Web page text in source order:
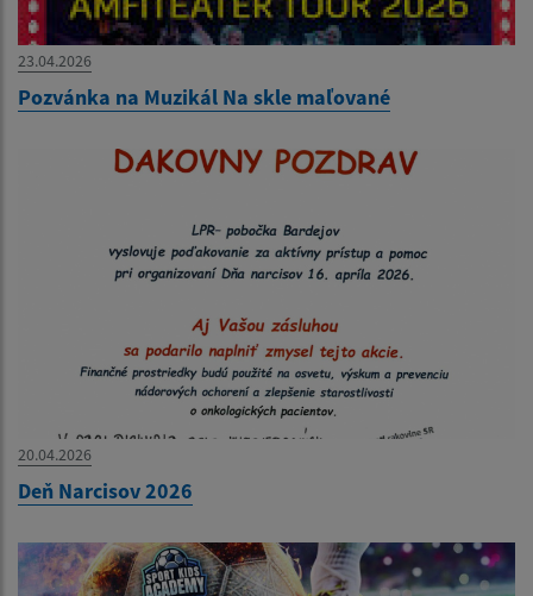
23.04.2026
Pozvánka na Muzikál Na skle maľované
20.04.2026
Deň Narcisov 2026